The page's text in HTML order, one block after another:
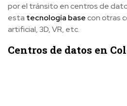
por el tránsito en centros de
esta tecnología basecon otras
artificial, 3D, VR, etc.
Centros de datos en